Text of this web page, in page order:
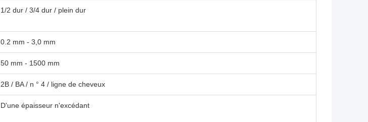
1/2 dur / 3/4 dur / plein dur
0.2 mm - 3,0 mm
50 mm - 1500 mm
2B / BA / n ° 4 / ligne de cheveux
D'une épaisseur n'excédant